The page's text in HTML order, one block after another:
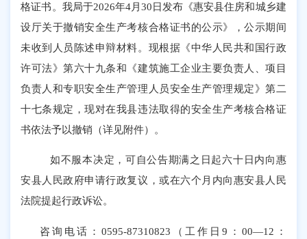
格证书。我局于2026年4月30日发布《惠安县住房和城乡建
设厅关于撤销安全生产考核合格证书的公示》
，公示期间
未收到人员陈述申辩材料。现根据《中华人民共和国行政
许可法》第六十九条和《建筑施工企业主要负责人、项目
负责人和专职安全生产管理人员安全生产管理规定》第二
十七条规定，现对在我县违法取得的安全生产考核合格证
书依法予以撤销（详见附件）。
如不服本决定，可自公告期满之日起六十日内向惠
安县人民政府申请行政复议，或在六个月内向惠安县人民
法院提起行政诉讼。
咨询电话：0595-87310823（工作日9：00—12：